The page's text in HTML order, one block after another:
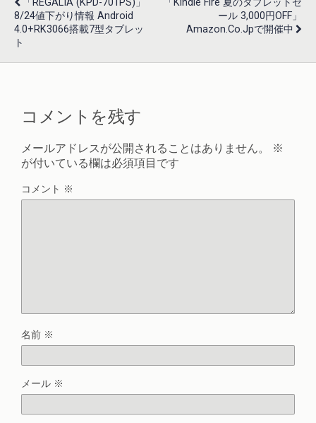
8/24値下がり情報 Android
4.0+RK3066搭載7型タブレッ
ト
ール 3,000円OFF」
Amazon.co.jpで開催中
コメントを残す
メールアドレスが公開されることはありません。
※
が付いている欄は必須項目です
コメント ※
名前 ※
メール ※